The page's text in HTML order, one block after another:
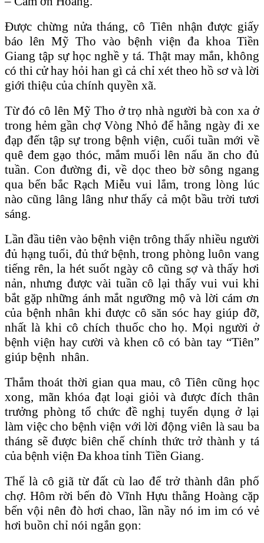
Được chừng nửa tháng, cô Tiên nhận được giấy
báo lên Mỹ Tho vào bệnh viện đa khoa Tiền
Giang tập sự học nghề y tá. Thật may mắn, không
có thi cử hay hỏi han gì cả chỉ xét theo hồ sơ và lời
giới thiệu của chính quyền xã.
Từ đó cô lên Mỹ Tho ở trọ nhà người bà con xa ở
trong hẻm gần chợ Vòng Nhỏ để hằng ngày đi xe
đạp đến tập sự trong bệnh viện, cuối tuần mới về
quê đem gạo thóc, mắm muối lên nấu ăn cho đủ
tuần. Con đường đi, về dọc theo bờ sông ngang
qua bến bắc Rạch Miễu vui lắm, trong lòng lúc
nào cũng lâng lâng như thấy cả một bầu trời tươi
sáng.
Lần đầu tiên vào bệnh viện trông thấy nhiều người
đủ hạng tuổi, đủ thứ bệnh, trong phòng luôn vang
tiếng rên, la hét suốt ngày cô cũng sợ và thấy hơi
nản, nhưng được vài tuần cô lại thấy vui vui khi
bắt gặp những ánh mắt ngưỡng mộ và lời cám ơn
của bệnh nhân khi được cô săn sóc hay giúp đỡ,
nhất là khi cô chích thuốc cho họ. Mọi người ở
bệnh viện hay cười và khen cô có bàn tay “Tiên”
giúp bệnh nhân.
Thắm thoát thời gian qua mau, cô Tiên cũng học
xong, mãn khóa đạt loại giỏi và được đích thân
trưởng phòng tổ chức đề nghị tuyển dụng ở lại
làm việc cho bệnh viện với lời động viên là sau ba
tháng sẽ được biên chế chính thức trở thành y tá
của bệnh viện Đa khoa tỉnh Tiền Giang.
Thế là cô giã từ đất cù lao để trở thành dân phố
chợ. Hôm rời bến đò Vĩnh Hựu thằng Hoàng cặp
bến vội nên đò hơi chao, lần nầy nó im im có vẻ
hơi buồn chỉ nói ngắn gọn: